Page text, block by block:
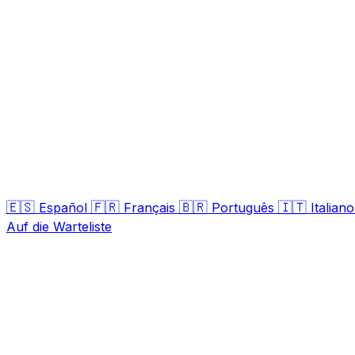
🇪🇸 Español 🇫🇷 Français 🇧🇷 Português 🇮🇹 Italiano
Auf die Warteliste